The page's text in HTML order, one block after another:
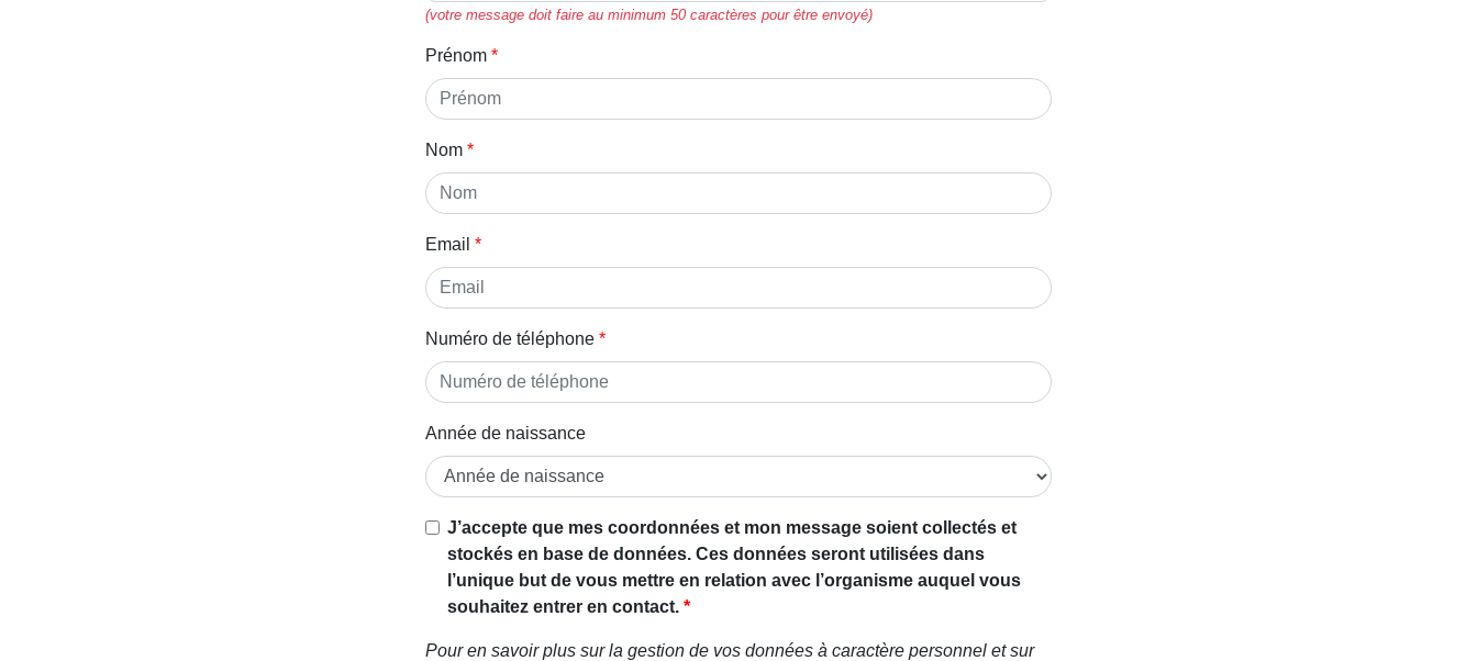
(votre message doit faire au minimum 50 caractères pour être envoyé)
Prénom
Nom
Email
Numéro de téléphone
Année de naissance
J’accepte que mes coordonnées et mon message soient collectés et
stockés en base de données. Ces données seront utilisées dans
l’unique but de vous mettre en relation avec l’organisme auquel vous
souhaitez entrer en contact.
Pour en savoir plus sur la gestion de vos données à caractère personnel et sur